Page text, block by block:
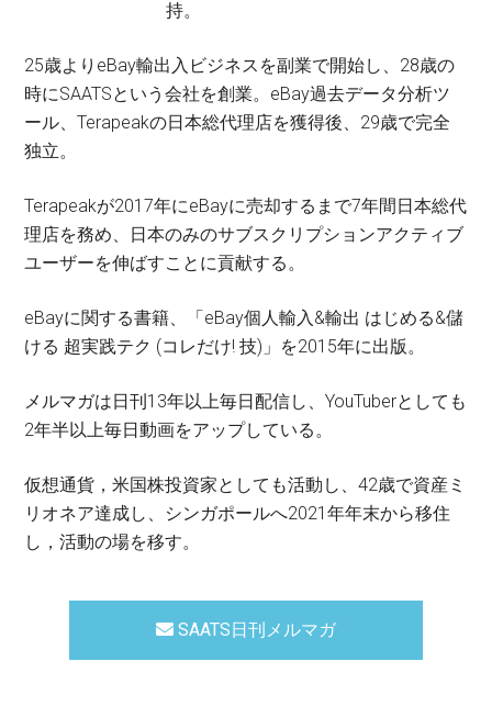
持。
25歳よりeBay輸出入ビジネスを副業で開始し、28歳の
時にSAATSという会社を創業。eBay過去データ分析ツ
ール、Terapeakの日本総代理店を獲得後、29歳で完全
独立。
Terapeakが2017年にeBayに売却するまで7年間日本総代
理店を務め、日本のみのサブスクリプションアクティブ
ユーザーを伸ばすことに貢献する。
eBayに関する書籍、「eBay個人輸入&輸出 はじめる&儲
ける 超実践テク (コレだけ! 技)」を2015年に出版。
メルマガは日刊13年以上毎日配信し、YouTuberとしても
2年半以上毎日動画をアップしている。
仮想通貨，米国株投資家としても活動し、42歳で資産ミ
リオネア達成し、シンガポールへ2021年年末から移住
し，活動の場を移す。
SAATS日刊メルマガ